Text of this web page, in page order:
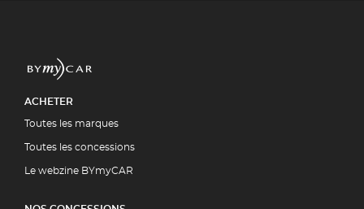
ACHETER
Toutes les marques
Toutes les concessions
Le webzine BYmyCAR